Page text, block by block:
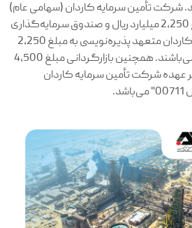
شرکت تأمین سرمایه کاردان (سهامی عام)
متعهد پذیره‌نویسی به مبلغ 2,250 میلیارد ریال و صندوق سرمایه‌گذاری
در اوراق بهادار با درآمد ثابت کاردان متعهد پذیره‌نویسی به مبلغ 2,250
میلیارد ریال از اوراق مذکور می‌باشند. همچنین بازارگردانی مبلغ 4,500
بر عهده شرکت تأمین سرمایه کاردان